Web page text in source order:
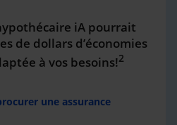
iA pourrait
de dollars d’économies
à vos besoins!2
une assurance